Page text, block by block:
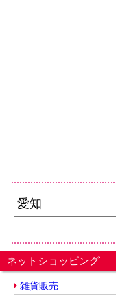
ネットショッピング
雑貨販売